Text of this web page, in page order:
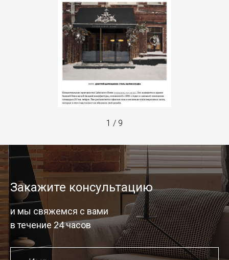
1 / 9
Закажите консультацию
и мы свяжемся с вами
в течение 24 часов